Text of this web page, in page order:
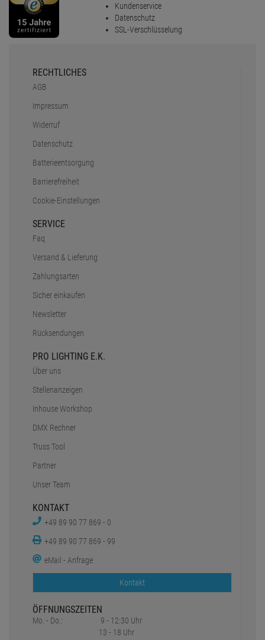
Kundenservice
Datenschutz
SSL-Verschlüsselung
RECHTLICHES
AGB
Impressum
Widerruf
Datenschutz
Batterieentsorgung
Barrierefreiheit
Cookie-Einstellungen
SERVICE
Faq
Versand & Lieferung
Zahlungsarten
Sicher einkaufen
Newsletter
Rücksendungen
PRO LIGHTING E.K.
Über uns
Stellenanzeigen
Inhouse Workshop
DMX Rechner
Truss Tool
Partner
Unser Team
KONTAKT
+49 89 90 77 869 - 0
+49 89 90 77 869 - 99
eMail - Anfrage
Kontakt
ÖFFNUNGSZEITEN
Mo. - Do.:
9 - 12:30 Uhr
13 - 18 Uhr